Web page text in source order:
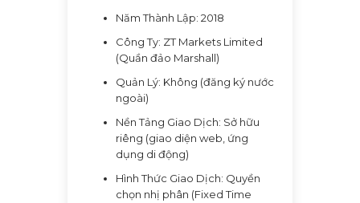
Năm Thành Lập: 2018
Công Ty: ZT Markets Limited
(Quần đảo Marshall)
Quản Lý: Không (đăng ký nước
ngoài)
Nền Tảng Giao Dịch: Sở hữu
riêng (giao diện web, ứng
dụng di động)
Hình Thức Giao Dịch: Quyền
chọn nhị phân (Fixed Time